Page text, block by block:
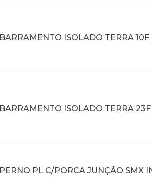
BARRAMENTO ISOLADO TERRA 10F
BARRAMENTO ISOLADO TERRA 23F
PERNO PL C/PORCA JUNÇÃO SMX